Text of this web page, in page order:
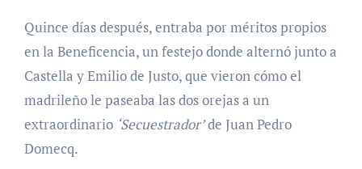
Quince días después, entraba por méritos propios
en la Beneficencia, un festejo donde alternó junto a
Castella y Emilio de Justo, que vieron cómo el
madrileño le paseaba las dos orejas a un
extraordinario ‘Secuestrador’de Juan Pedro
Domecq.